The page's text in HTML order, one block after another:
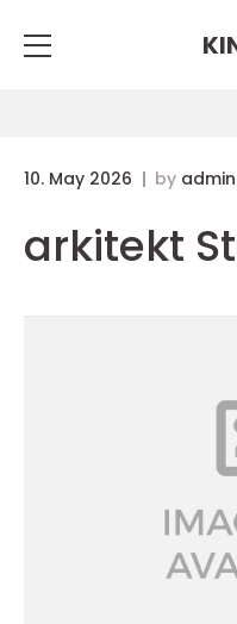
10. May 2026 by admin
arkitekt